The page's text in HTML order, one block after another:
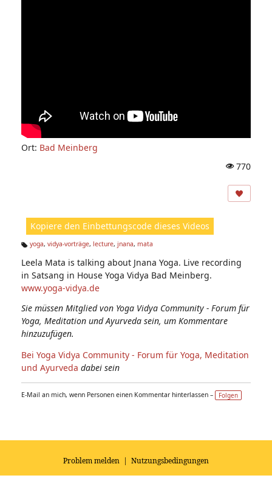
Ort: Bad Meinberg
ic
770
Kopiere den Einbettungscode dieses Videos
g
s:
yoga, vidya-vorträge, lecture, jnana, mata
Leela Mata is talking about Jnana Yoga. Live recording
in Satsang in House Yoga Vidya Bad Meinberg.
www.yoga-vidya.de
Sie müssen Mitglied von Yoga Vidya Community - Forum für
Yoga, Meditation und Ayurveda sein, um Kommentare
hinzuzufügen.
Bei Yoga Vidya Community - Forum für Yoga, Meditation
und Ayurveda dabei sein
E-Mail an mich, wenn Personen einen Kommentar hinterlassen – Folgen
Problem melden | Nutzungsbedingungen
© 2026Impressum|Datenschutz|AGB's| Yoga Vidya Community -